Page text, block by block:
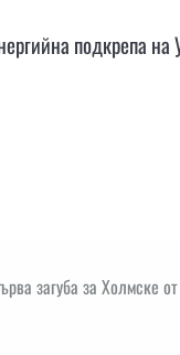
подкрепа
загуба за Холмске